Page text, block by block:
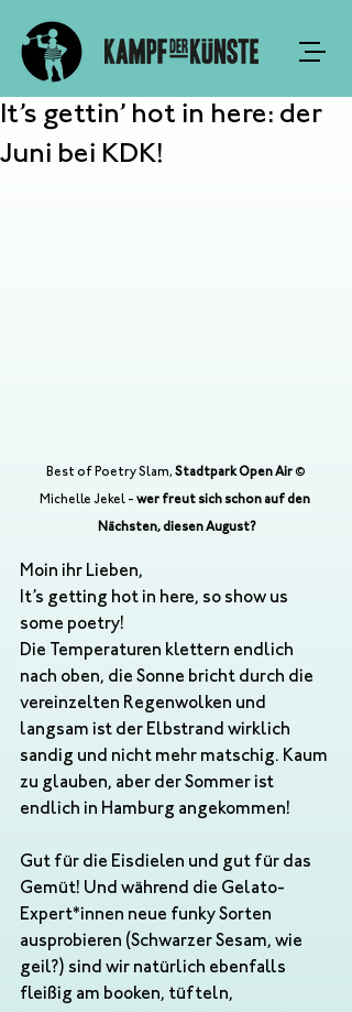
It’s gettin’ hot in here: der
Juni bei KDK!
Best of Poetry Slam, Stadtpark Open Air ©
Michelle Jekel - wer freut sich schon auf den
Nächsten, diesen August?
Moin ihr Lieben,
It’s getting hot in here, so show us
some poetry!
Die Temperaturen klettern endlich
nach oben, die Sonne bricht durch die
vereinzelten Regenwolken und
langsam ist der Elbstrand wirklich
sandig und nicht mehr matschig. Kaum
zu glauben, aber der Sommer ist
endlich in Hamburg angekommen!
Gut für die Eisdielen und gut für das
Gemüt! Und während die Gelato-
Expert*innen neue funky Sorten
ausprobieren (Schwarzer Sesam, wie
geil?) sind wir natürlich ebenfalls
fleißig am booken, tüfteln,